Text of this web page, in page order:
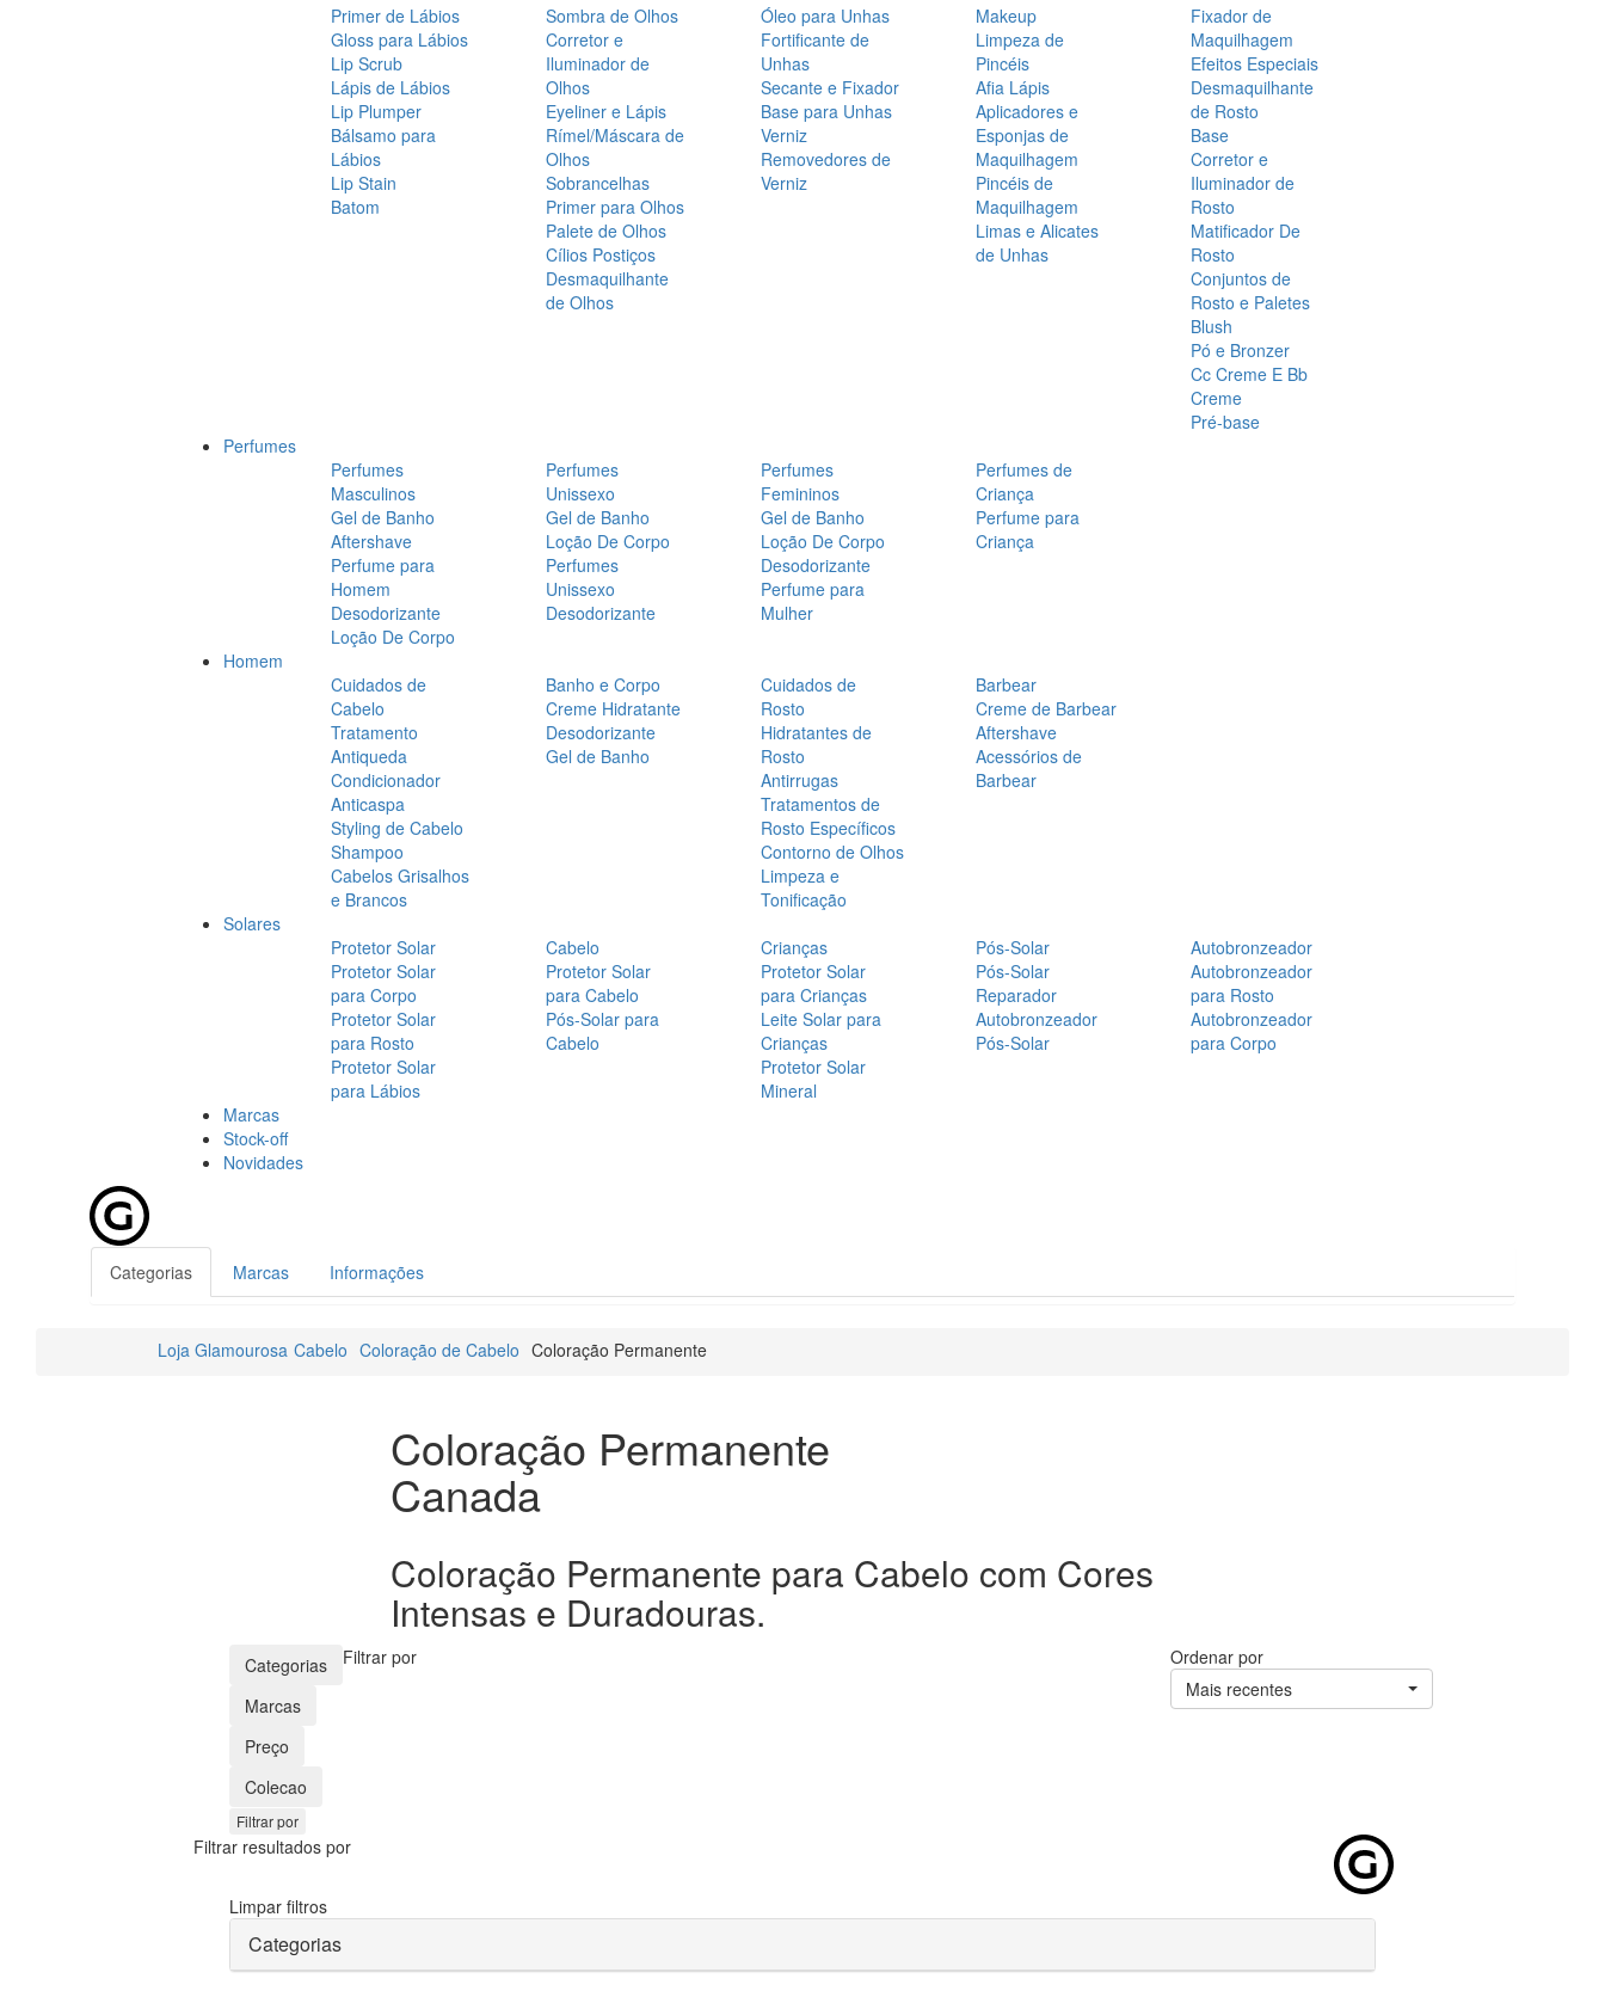
Primer de Lábios
Gloss para Lábios
Lip Scrub
Lápis de Lábios
Lip Plumper
Bálsamo para
Lábios
Lip Stain
Batom
Sombra de Olhos
Corretor e
Iluminador de
Olhos
Eyeliner e Lápis
Rímel/Máscara de
Olhos
Sobrancelhas
Primer para Olhos
Palete de Olhos
Cílios Postiços
Desmaquilhante
de Olhos
Óleo para Unhas
Fortificante de
Unhas
Secante e Fixador
Base para Unhas
Verniz
Removedores de
Verniz
Makeup
Limpeza de
Pincéis
Afia Lápis
Aplicadores e
Esponjas de
Maquilhagem
Pincéis de
Maquilhagem
Limas e Alicates
de Unhas
Fixador de
Maquilhagem
Efeitos Especiais
Desmaquilhante
de Rosto
Base
Corretor e
Iluminador de
Rosto
Matificador De
Rosto
Conjuntos de
Rosto e Paletes
Blush
Pó e Bronzer
Cc Creme E Bb
Creme
Pré-base
Perfumes
Perfumes
Masculinos
Gel de Banho
Aftershave
Perfume para
Homem
Desodorizante
Loção De Corpo
Perfumes
Unissexo
Gel de Banho
Loção De Corpo
Perfumes
Unissexo
Desodorizante
Perfumes
Femininos
Gel de Banho
Loção De Corpo
Desodorizante
Perfume para
Mulher
Perfumes de
Criança
Perfume para
Criança
Homem
Cuidados de
Cabelo
Tratamento
Antiqueda
Condicionador
Anticaspa
Styling de Cabelo
Shampoo
Cabelos Grisalhos
e Brancos
Banho e Corpo
Creme Hidratante
Desodorizante
Gel de Banho
Cuidados de
Rosto
Hidratantes de
Rosto
Antirrugas
Tratamentos de
Rosto Específicos
Contorno de Olhos
Limpeza e
Tonificação
Barbear
Creme de Barbear
Aftershave
Acessórios de
Barbear
Solares
Protetor Solar
Protetor Solar
para Corpo
Protetor Solar
para Rosto
Protetor Solar
para Lábios
Cabelo
Protetor Solar
para Cabelo
Pós-Solar para
Cabelo
Crianças
Protetor Solar
para Crianças
Leite Solar para
Crianças
Protetor Solar
Mineral
Pós-Solar
Pós-Solar
Reparador
Autobronzeador
Pós-Solar
Autobronzeador
Autobronzeador
para Rosto
Autobronzeador
para Corpo
Marcas
Stock-off
Novidades
Categorias Marcas Informações
Loja Glamourosa Cabelo Coloração de Cabelo Coloração Permanente
Coloração Permanente
Canada
Coloração Permanente para Cabelo com Cores
Intensas e Duradouras.
Filtrar por
Categorias
Marcas
Preço
Colecao
Filtrar por
Ordenar por
Mais recentes
Filtrar resultados por
Limpar filtros
Categorias